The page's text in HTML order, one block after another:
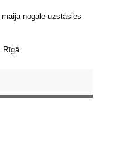
nogalē uzstāsies
Rīgā